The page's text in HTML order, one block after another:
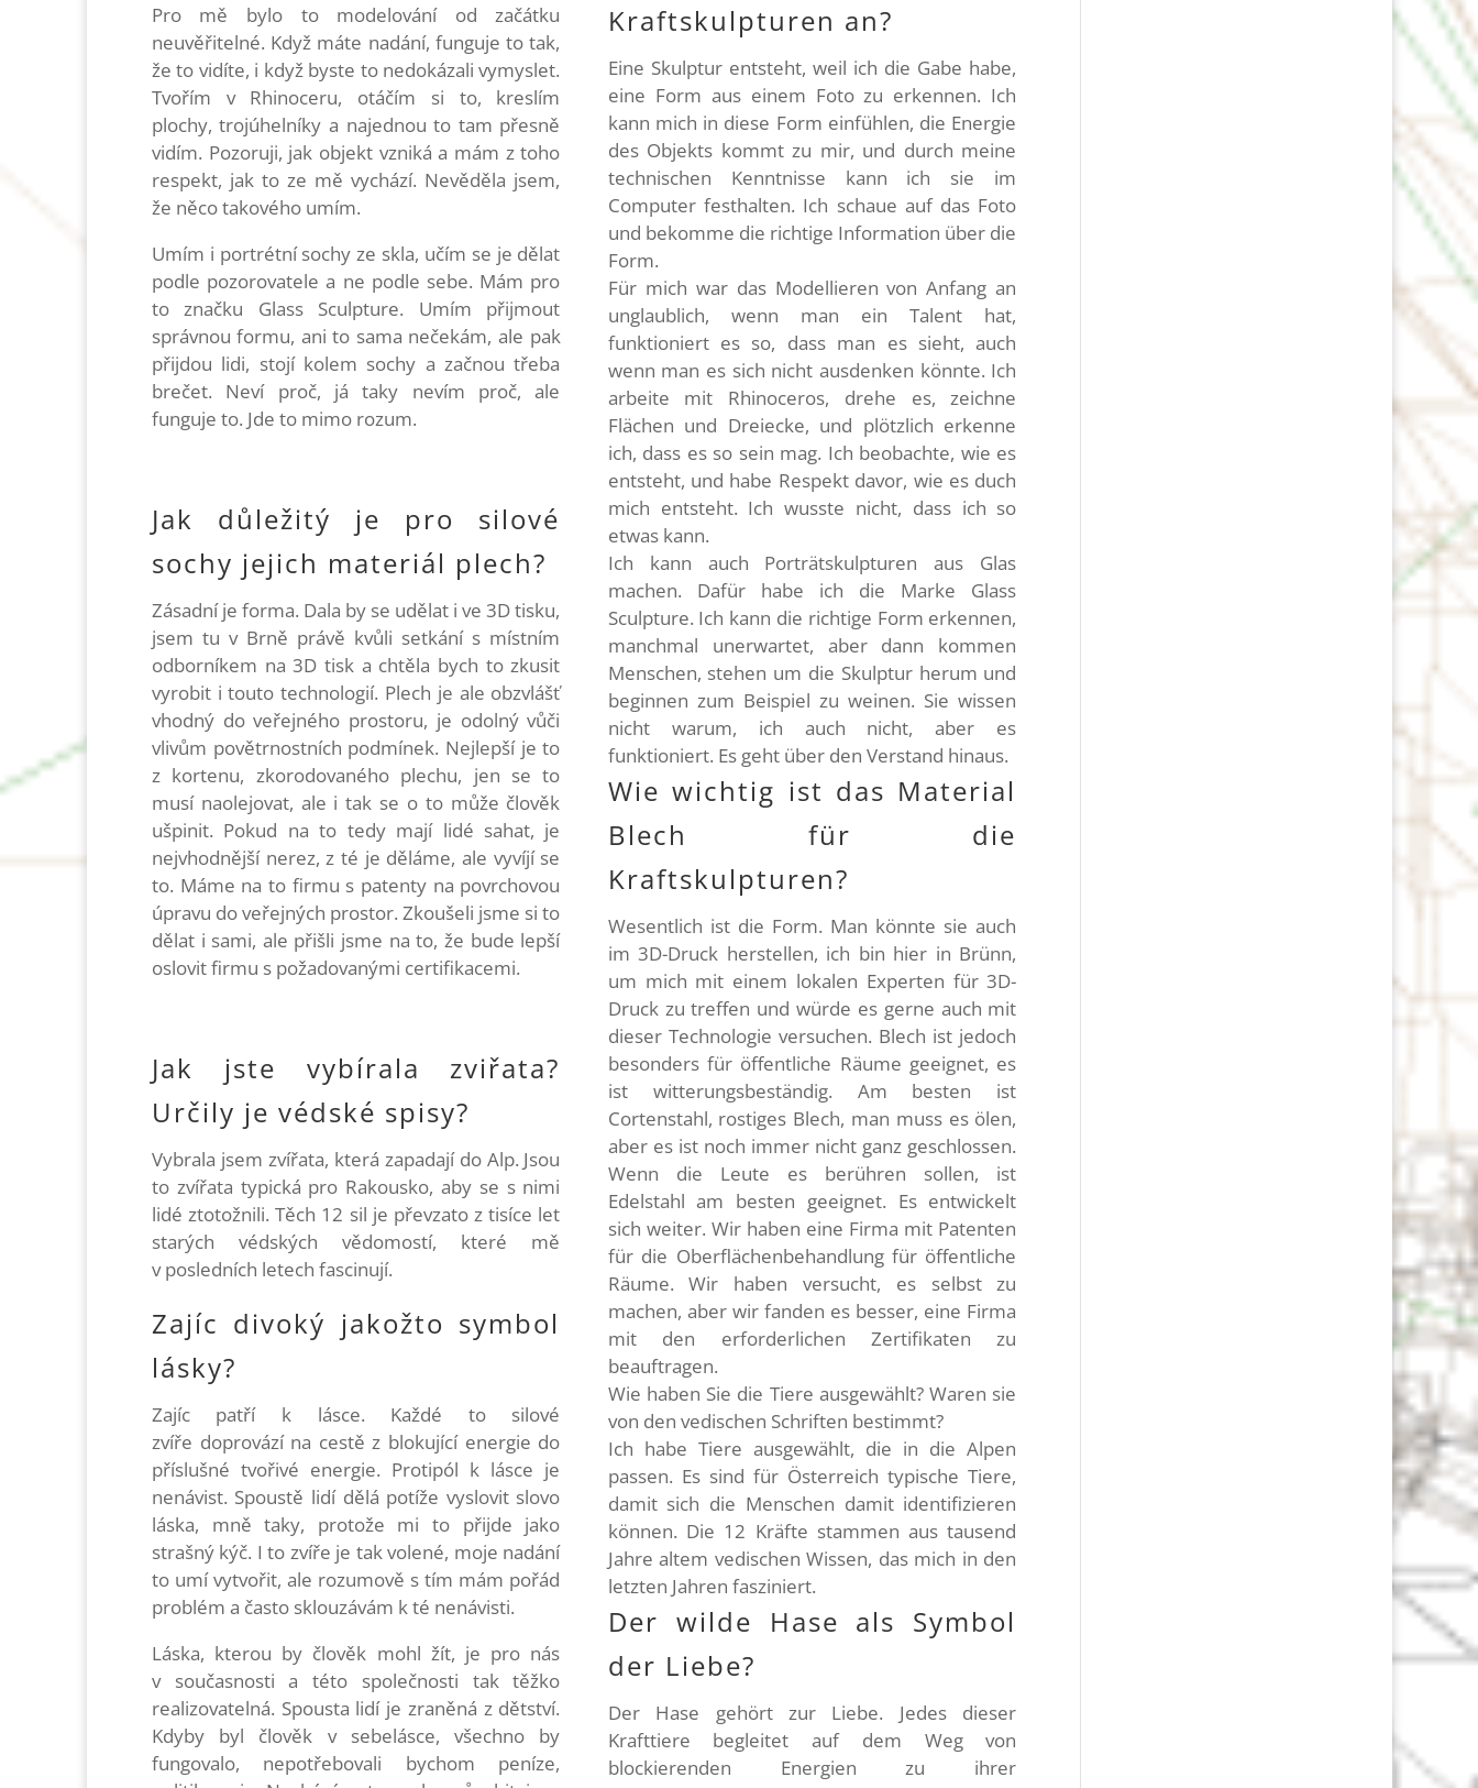
Pro mě bylo to modelování od začátku
neuvěřitelné. Když máte nadání, funguje to tak,
že to vidíte, i když byste to nedokázali vymyslet.
Tvořím v Rhinoceru, otáčím si to, kreslím
plochy, trojúhelníky a najednou to tam přesně
vidím. Pozoruji, jak objekt vzniká a mám z toho
respekt, jak to ze mě vychází. Nevěděla jsem,
že něco takového umím.
Umím i portrétní sochy ze skla, učím se je dělat
podle pozorovatele a ne podle sebe. Mám pro
to značku Glass Sculpture. Umím přijmout
správnou formu, ani to sama nečekám, ale pak
přijdou lidi, stojí kolem sochy a začnou třeba
brečet. Neví proč, já taky nevím proč, ale
funguje to. Jde to mimo rozum.
Jak důležitý je pro silové
sochy jejich materiál plech?
Zásadní je forma. Dala by se udělat i ve 3D tisku,
jsem tu v Brně právě kvůli setkání s místním
odborníkem na 3D tisk a chtěla bych to zkusit
vyrobit i touto technologií. Plech je ale obzvlášť
vhodný do veřejného prostoru, je odolný vůči
vlivům povětrnostních podmínek. Nejlepší je to
z kortenu, zkorodovaného plechu, jen se to
musí naolejovat, ale i tak se o to může člověk
ušpinit. Pokud na to tedy mají lidé sahat, je
nejvhodnější nerez, z té je děláme, ale vyvíjí se
to. Máme na to firmu s patenty na povrchovou
úpravu do veřejných prostor. Zkoušeli jsme si to
dělat i sami, ale přišli jsme na to, že bude lepší
oslovit firmu s požadovanými certifikacemi.
Jak jste vybírala zviřata?
Určily je védské spisy?
Vybrala jsem zvířata, která zapadají do Alp. Jsou
to zvířata typická pro Rakousko, aby se s nimi
lidé ztotožnili.Těch 12 sil je převzato z tisíce let
starých védských vědomostí, které mě
v posledních letech fascinují.
Zajíc divoký jakožto symbol
lásky?
Zajíc patří k lásce. Každé to silové
zvíře doprovází na cestě z blokující energie do
příslušné tvořivé energie. Protipól k lásce je
nenávist. Spoustě lidí dělá potíže vyslovit slovo
láska, mně taky, protože mi to přijde jako
strašný kýč. I to zvíře je tak volené, moje nadání
to umí vytvořit, ale rozumově s tím mám pořád
problém a často sklouzávám k té nenávisti.
Láska, kterou by člověk mohl žít, je pro nás
v současnosti a této společnosti tak těžko
realizovatelná. Spousta lidí je zraněná z dětství.
Kdyby byl člověk v sebelásce, všechno by
fungovalo, nepotřebovali bychom peníze,
Kraftskulpturen an?
Eine Skulptur entsteht, weil ich die Gabe habe,
eine Form aus einem Foto zu erkennen. Ich
kann mich in diese Form einfühlen, die Energie
des Objekts kommt zu mir, und durch meine
technischen Kenntnisse kann ich sie im
Computer festhalten. Ich schaue auf das Foto
und bekomme die richtige Information über die
Form.
Für mich war das Modellieren von Anfang an
unglaublich, wenn man ein Talent hat,
funktioniert es so, dass man es sieht, auch
wenn man es sich nicht ausdenken könnte. Ich
arbeite mit Rhinoceros, drehe es, zeichne
Flächen und Dreiecke, und plötzlich erkenne
ich, dass es so sein mag. Ich beobachte, wie es
entsteht, und habe Respekt davor, wie es duch
mich entsteht. Ich wusste nicht, dass ich so
etwas kann.
Ich kann auch Porträtskulpturen aus Glas
machen. Dafür habe ich die Marke Glass
Sculpture. Ich kann die richtige Form erkennen,
manchmal unerwartet, aber dann kommen
Menschen, stehen um die Skulptur herum und
beginnen zum Beispiel zu weinen. Sie wissen
nicht warum, ich auch nicht, aber es
funktioniert. Es geht über den Verstand hinaus.
Wie wichtig ist das Material
Blech für die
Kraftskulpturen?
Wesentlich ist die Form. Man könnte sie auch
im 3D-Druck herstellen, ich bin hier in Brünn,
um mich mit einem lokalen Experten für 3D-
Druck zu treffen und würde es gerne auch mit
dieser Technologie versuchen. Blech ist jedoch
besonders für öffentliche Räume geeignet, es
ist witterungsbeständig. Am besten ist
Cortenstahl, rostiges Blech, man muss es ölen,
aber es ist noch immer nicht ganz geschlossen.
Wenn die Leute es berühren sollen, ist
Edelstahl am besten geeignet. Es entwickelt
sich weiter. Wir haben eine Firma mit Patenten
für die Oberflächenbehandlung für öffentliche
Räume. Wir haben versucht, es selbst zu
machen, aber wir fanden es besser, eine Firma
mit den erforderlichen Zertifikaten zu
beauftragen.
Wie haben Sie die Tiere ausgewählt? Waren sie
von den vedischen Schriften bestimmt?
Ich habe Tiere ausgewählt, die in die Alpen
passen. Es sind für Österreich typische Tiere,
damit sich die Menschen damit identifizieren
können. Die 12 Kräfte stammen aus tausend
Jahre altem vedischen Wissen, das mich in den
letzten Jahren fasziniert.
Der wilde Hase als Symbol
der Liebe?
Der Hase gehört zur Liebe. Jedes dieser
Krafttiere begleitet auf dem Weg von
blockierenden Energien zu ihrer